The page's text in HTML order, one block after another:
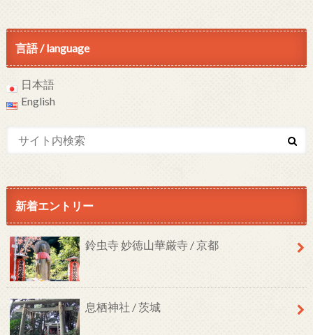
言語 / language
日本語
English
新着エントリー
鈴虫寺 妙徳山華厳寺 / 京都
息栖神社 / 茨城